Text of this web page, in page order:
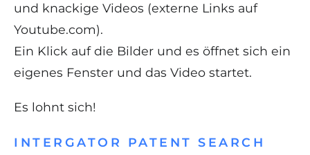
und knackige Videos (externe Links auf
Youtube.com).
Ein Klick auf die Bilder und es öffnet sich ein
eigenes Fenster und das Video startet.
Es lohnt sich!
INTERGATOR PATENT SEARCH